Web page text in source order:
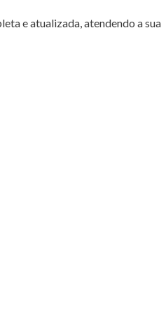
e atualizada, atendendo a sua